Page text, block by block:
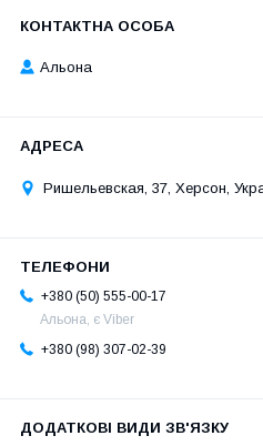
Альона
Ришельевская, 37, Херсон,
+380 (50) 555-00-17
Альона, є Viber
+380 (98) 307-02-39